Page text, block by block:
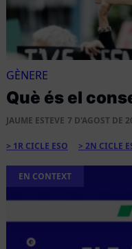
GÈNERE
Què és el
JAUME ESTEVE 7 D'AGOST DE
1R CICLE ESO 2N CICLE
EN CONTEXT